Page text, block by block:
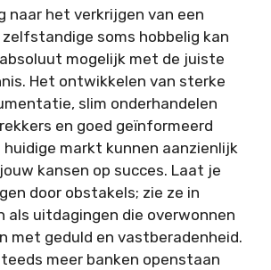
naar het verkrijgen van een
soms hobbelig kan
mogelijk met de juiste
Het ontwikkelen van sterke
slim onderhandelen
en goed geïnformeerd
huidige markt kunnen aanzienlijk
kansen op succes. Laat je
door obstakels; zie ze in
als uitdagingen die overwonnen
met geduld en vastberadenheid.
meer banken openstaan